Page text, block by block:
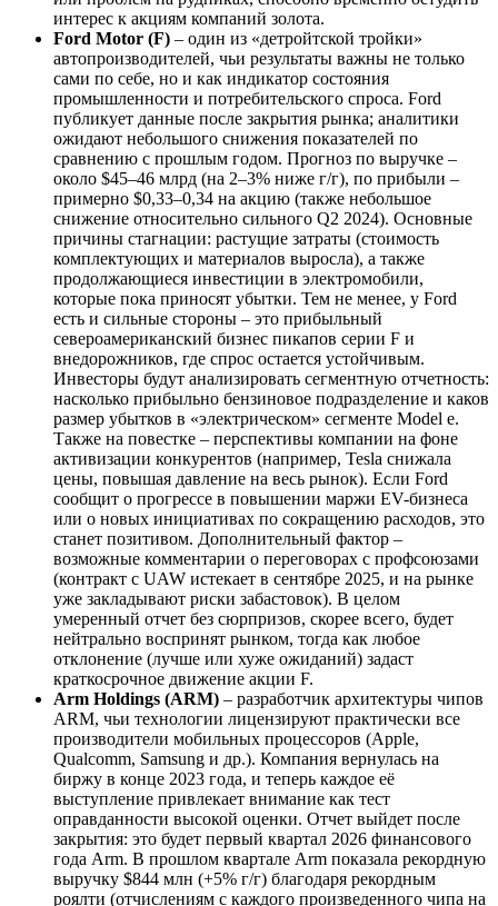
интерес к акциям компаний золота.
Ford Motor (F) – один из «детройтской тройки»
автопроизводителей, чьи результаты важны не только
сами по себе, но и как индикатор состояния
промышленности и потребительского спроса. Ford
публикует данные после закрытия рынка; аналитики
ожидают небольшого снижения показателей по
сравнению с прошлым годом. Прогноз по выручке –
около $45–46 млрд (на 2–3% ниже г/г), по прибыли –
примерно $0,33–0,34 на акцию (также небольшое
снижение относительно сильного Q2 2024). Основные
причины стагнации: растущие затраты (стоимость
комплектующих и материалов выросла), а также
продолжающиеся инвестиции в электромобили,
которые пока приносят убытки. Тем не менее, у Ford
есть и сильные стороны – это прибыльный
североамериканский бизнес пикапов серии F и
внедорожников, где спрос остается устойчивым.
Инвесторы будут анализировать сегментную отчетность:
насколько прибыльно бензиновое подразделение и каков
размер убытков в «электрическом» сегменте Model e.
Также на повестке – перспективы компании на фоне
активизации конкурентов (например, Tesla снижала
цены, повышая давление на весь рынок). Если Ford
сообщит о прогрессе в повышении маржи EV-бизнеса
или о новых инициативах по сокращению расходов, это
станет позитивом. Дополнительный фактор –
возможные комментарии о переговорах с профсоюзами
(контракт с UAW истекает в сентябре 2025, и на рынке
уже закладывают риски забастовок). В целом
умеренный отчет без сюрпризов, скорее всего, будет
нейтрально воспринят рынком, тогда как любое
отклонение (лучше или хуже ожиданий) задаст
краткосрочное движение акции F.
Arm Holdings (ARM) – разработчик архитектуры чипов
ARM, чьи технологии лицензируют практически все
производители мобильных процессоров (Apple,
Qualcomm, Samsung и др.). Компания вернулась на
биржу в конце 2023 года, и теперь каждое её
выступление привлекает внимание как тест
оправданности высокой оценки. Отчет выйдет после
закрытия: это будет первый квартал 2026 финансового
года Arm. В прошлом квартале Arm показала рекордную
выручку $844 млн (+5% г/г) благодаря рекордным
роялти (отчислениям с каждого произведенного чипа на